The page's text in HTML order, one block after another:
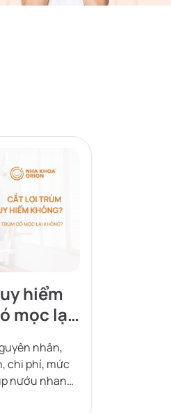
hiểm
mọc lại
nhân,
chi phí, mức
nướu nhanh